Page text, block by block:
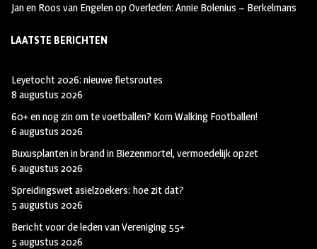
Jan en Roos van EngelenopOverleden: Annie Bolenius – Berkelmans
LAATSTE BERICHTEN
Leyetocht 2026: nieuwe fietsroutes
8 augustus 2026
60+ en nog zin om te voetballen? Kom Walking Footballen!
6 augustus 2026
Buxusplanten in brand in Biezenmortel, vermoedelijk opzet
6 augustus 2026
Spreidingswet asielzoekers: hoe zit dat?
5 augustus 2026
Bericht voor de leden van Vereniging 55+
5 augustus 2026